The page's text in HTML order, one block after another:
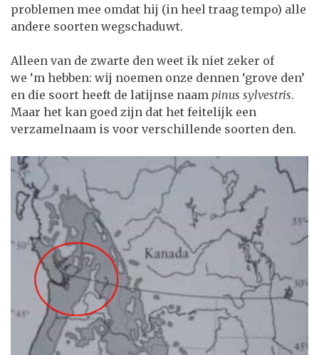
problemen mee omdat hij (in heel traag tempo) alle
andere soorten wegschaduwt.
Alleen van de zwarte den weet ik niet zeker of
we ‘m hebben: wij noemen onze dennen ‘grove den’
en die soort heeft de latijnse naam pinus sylvestris.
Maar het kan goed zijn dat het feitelijk een
verzamelnaam is voor verschillende soorten den.